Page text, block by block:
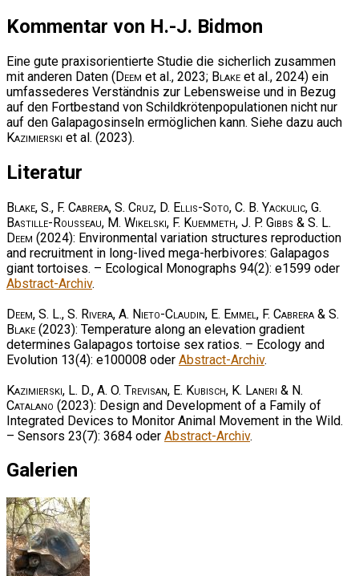
Kommentar von H.-J. Bidmon
Eine gute praxisorientierte Studie die sicherlich zusammen
mit anderen Daten (Deem et al., 2023; Blake et al., 2024) ein
umfassederes Verständnis zur Lebensweise und in Bezug
auf den Fortbestand von Schildkrötenpopulationen nicht nur
auf den Galapagosinseln ermöglichen kann. Siehe dazu auch
Kazimierski et al. (2023).
Literatur
Blake, S., F. Cabrera, S. Cruz, D. Ellis-Soto, C. B. Yackulic, G.
Bastille-Rousseau, M. Wikelski, F. Kuemmeth, J. P. Gibbs & S. L.
Deem (2024): Environmental variation structures reproduction
and recruitment in long-lived mega-herbivores: Galapagos
giant tortoises. – Ecological Monographs 94(2): e1599 oder
Abstract-Archiv.
Deem, S. L., S. Rivera, A. Nieto-Claudin, E. Emmel, F. Cabrera & S.
Blake (2023): Temperature along an elevation gradient
determines Galapagos tortoise sex ratios. – Ecology and
Evolution 13(4): e100008 oder Abstract-Archiv.
Kazimierski, L. D., A. O. Trevisan, E. Kubisch, K. Laneri & N.
Catalano (2023): Design and Development of a Family of
Integrated Devices to Monitor Animal Movement in the Wild.
– Sensors 23(7): 3684 oder Abstract-Archiv.
Galerien